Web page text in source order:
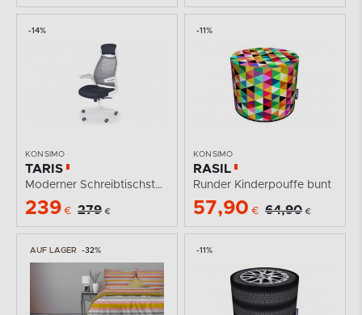
-14%
KONSIMO
TARIS
Moderner Schreibtischstuhl schwarz grau
239 € 279 €
-11%
KONSIMO
RASIL
Runder Kinderpouffe bunt
57,90 € 64,90 €
AUF LAGER -32% -11%